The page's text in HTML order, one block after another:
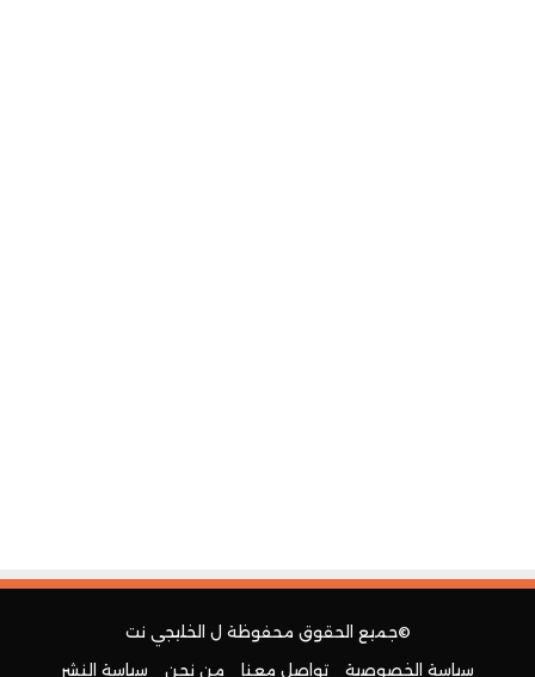
©جميع الحقوق محفوظة ل الخليجي نت
سياسة الخصوصية
تواصل معنا من نحن سياسة النشر